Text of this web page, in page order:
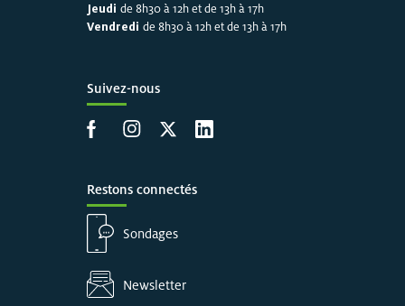
Jeudi de 8h30 à 12h et de 13h à 17h
Vendredi de 8h30 à 12h et de 13h à 17h
Suivez-nous
Accéder à la page Facebook
Accéder à la page Instagram
Accéder à la page X
Accéder à LinkedIn
Restons connectés
Sondages
Newsletter